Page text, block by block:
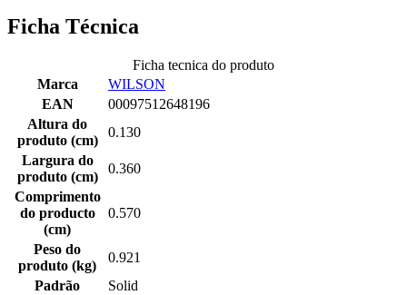
Ficha Técnica
Ficha tecnica do produto
Marca
WILSON
EAN
00097512648196
Altura do
produto (cm)
0.130
Largura do
produto (cm)
0.360
Comprimento
do producto
(cm)
0.570
Peso do
produto (kg)
0.921
Padrão
Solid